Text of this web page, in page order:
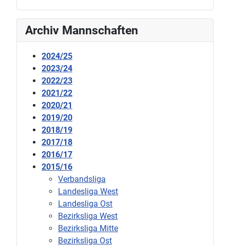
Archiv Mannschaften
2024/25
2023/24
2022/23
2021/22
2020/21
2019/20
2018/19
2017/18
2016/17
2015/16
Verbandsliga
Landesliga West
Landesliga Ost
Bezirksliga West
Bezirksliga Mitte
Bezirksliga Ost